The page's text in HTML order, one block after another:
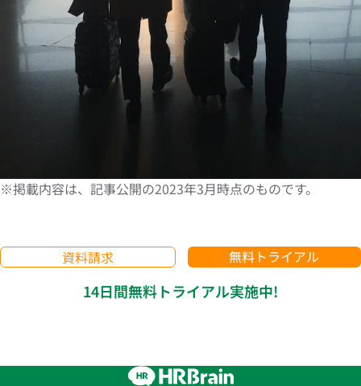
※掲載内容は、記事公開の2023年3月時点のものです。
資料請求 無料トライアル
14日間無料トライアル実施中!